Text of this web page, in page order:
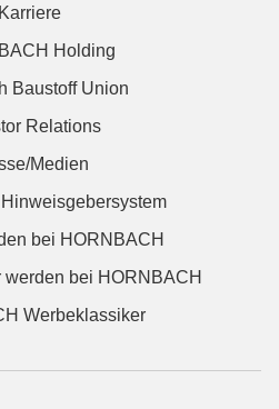
Karriere
Holding
Baustoff Union
Relations
Medien
bei HORNBACH
werden bei HORNBACH
Werbeklassiker